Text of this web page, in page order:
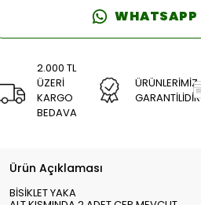
WHATSAPP
2.000 TL
ÜZERİ
KARGO
BEDAVA
ÜRÜNLERİMİZ
GARANTİLİDİR
Ürün Açıklaması
BİSİKLET YAKA